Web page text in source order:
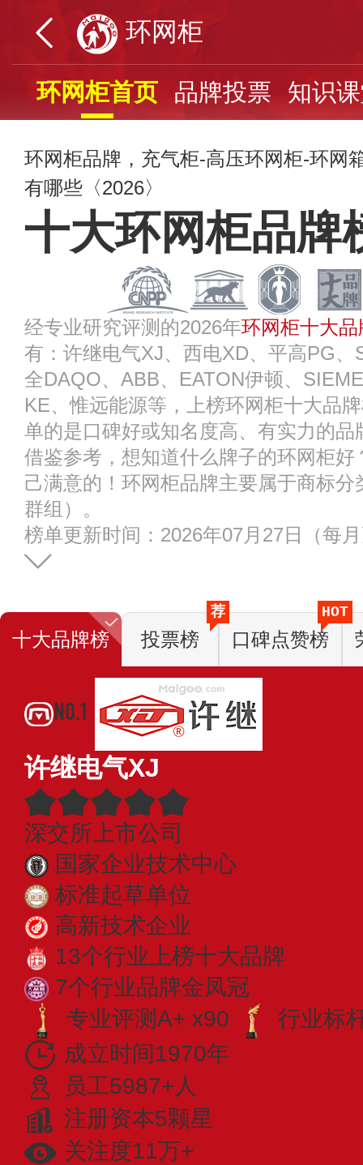
环网柜
环网柜首页 品牌投票 知识
环网柜品牌，充气柜-高压环网柜-环网
有哪些〈2026〉
十大环网柜品牌
经专业研究评测的2026年环网柜十大
有：许继电气XJ、西电XD、平高PG
全DAQO、ABB、EATON伊顿、
KE、惟远能源等，上榜环网柜十大品
单的是口碑好或知名度高、有实力的
借鉴参考，想知道什么牌子的环网柜
己满意的！环网柜品牌主要属于商标分
群组）。
榜单更新时间：2026年07月27日（每
十大品牌榜 投票榜
荐
口碑点赞榜
HOT
NO.1
许继电气XJ
深交所上市公司
国家企业技术中心
标准起草单位
高新技术企业
13个行业上榜十大品牌
7个行业品牌金凤冠
专业评测A+ x90
行业标
成立时间1970年
员工5987+人
注册资本5颗星
关注度11万+